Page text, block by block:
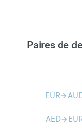
Paires de
EURarrow_forward
AEDarrow_forward